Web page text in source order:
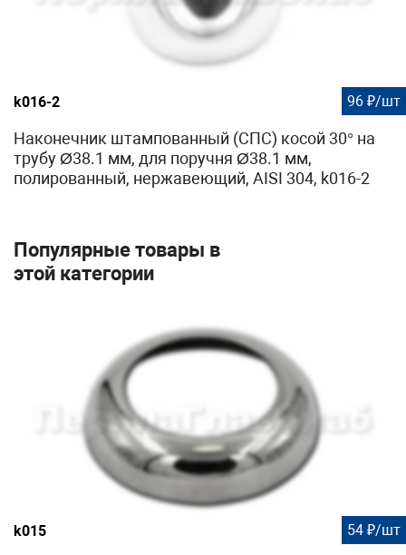
k016-2 96 ₽/шт
Наконечник штампованный (СПС) косой 30° на
трубу Ø38.1 мм, для поручня Ø38.1 мм,
полированный, нержавеющий, AISI 304, k016-2
Популярные товары в
этой категории
k015 54 ₽/шт